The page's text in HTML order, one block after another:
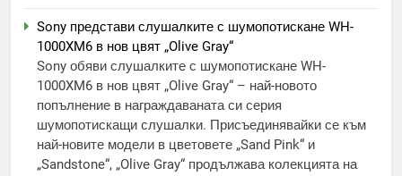
Sony представи слушалките с шумопотискане WH-
1000XM6 в нов цвят „Olive Gray“
Sony обяви слушалките с шумопотискане WH-
1000XM6 в нов цвят „Olive Gray“ – най-новото
попълнение в награждаваната си серия
шумопотискащи слушалки. Присъединявайки се към
най-новите модели в цветовете „Sand Pink“ и
„Sandstone“, „Olive Gray“ продължава колекцията на